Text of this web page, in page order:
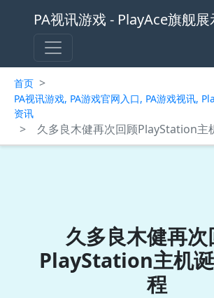
PA视讯游戏 - PlayAce旗舰
首页 >
PA视讯游戏, PA游戏官网入口, PA游戏视讯,
资讯
> 久多良木健再次回顾PlayStation主
久多良木健再次
PlayStation主机
程